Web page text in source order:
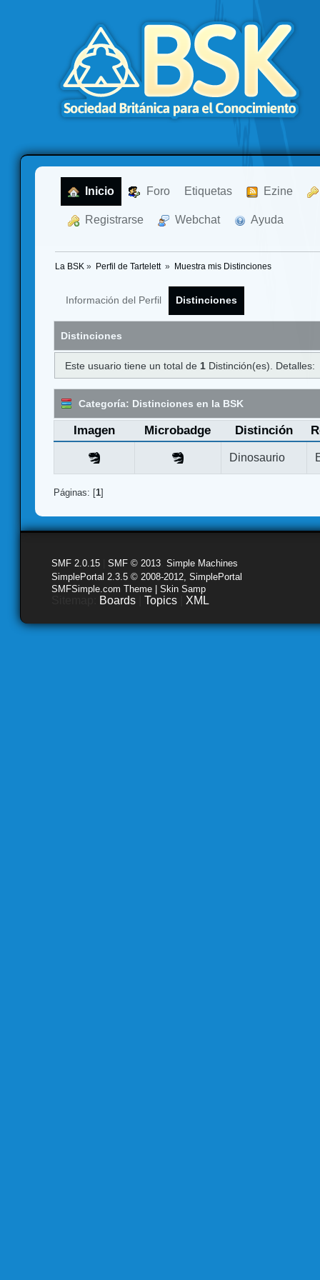
Inicio Foro Etiquetas Ezine
Registrarse Webchat Ayuda
La BSK » Perfil de Tartelett » Muestra mis Distinciones
Información del Perfil Distinciones
Distinciones
Este usuario tiene un total de 1 Distinción(es). Detalles:
Categoría: Distinciones en la BSK
Imagen Microbadge Distinción
Dinosaurio
Páginas: [1]
SMF 2.0.15 SMF © 2013 Simple Machines
SimplePortal 2.3.5 © 2008-2012, SimplePortal
SMFSimple.com Theme | Skin Samp
Boards Topics XML